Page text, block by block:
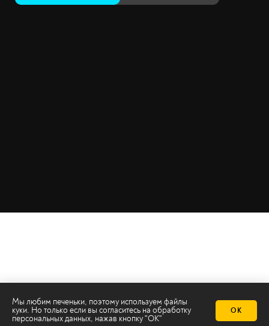
Мы любим печеньки, поэтому используем файлы
куки. Но только если вы согласитесь на обработку
персональных данных, нажав кнопку "ОК"
ОК